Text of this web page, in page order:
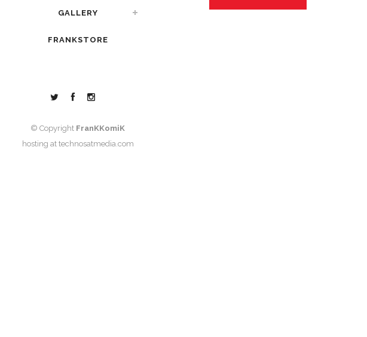
GALLERY
FRANKSTORE
© Copyright FranKKomiK
hosting at technosatmedia.com